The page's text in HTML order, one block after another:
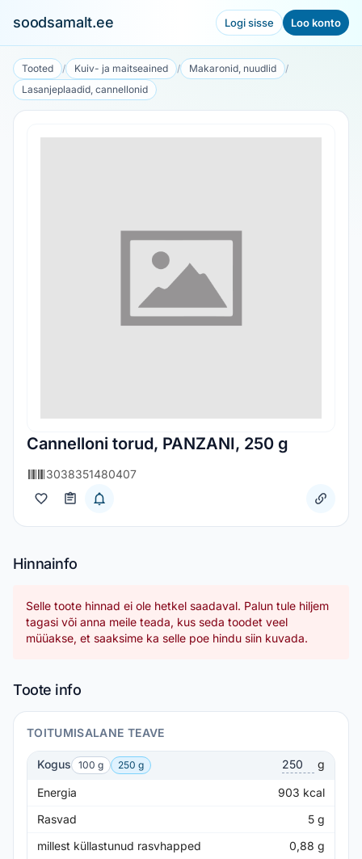
soodsamalt.ee Logi sisse Loo konto
Tooted / Kuiv- ja maitseained / Makaronid, nuudlid
/
Lasanjeplaadid, cannellonid
Cannelloni torud, PANZANI, 250 g
3038351480407
Hinnainfo
Selle toote hinnad ei ole hetkel saadaval. Palun tule hiljem
tagasi või anna meile teada, kus seda toodet veel
müüakse, et saaksime ka selle poe hindu siin kuvada.
Toote info
TOITUMISALANE TEAVE
Kogus 100 g 250 g g
Energia 903 kcal
Rasvad
5 g
millest küllastunud rasvhapped
0,88 g